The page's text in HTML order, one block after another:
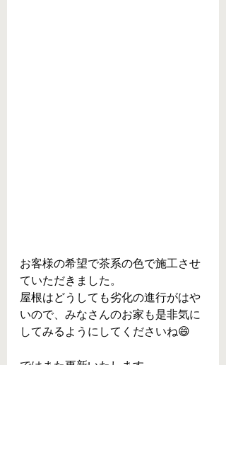
お客様の希望で茶系の色で施工させ
ていただきました。
屋根はどうしても劣化の進行がはや
いので、みなさんのお家も是非気に
してみるようにしてくださいね😄
ではまた更新いたします。